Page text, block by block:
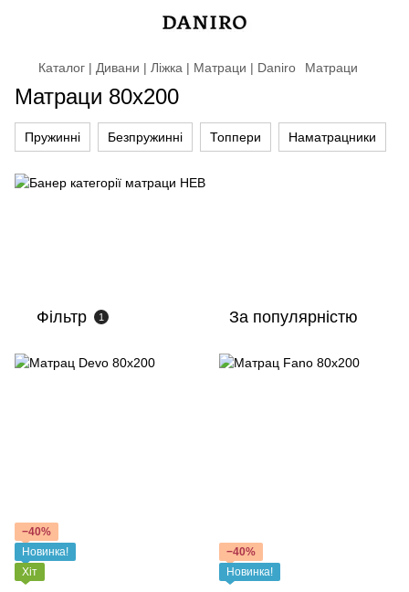
Каталог | Дивани | Ліжка | Матраци | Daniro Матраци
Матраци 80х200
Пружинні Безпружинні Топпери Наматрацники
Фільтр 1 За популярністю
−40%
Новинка!
Хіт
−40%
Новинка!